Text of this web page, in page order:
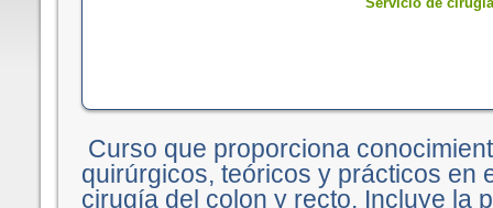
Curso que proporciona
quirúrgicos, teóricos y prácticos en
cirugía del colon y recto. Incluye la